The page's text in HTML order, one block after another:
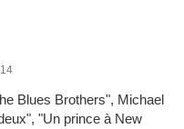
Blues Brothers", Michael
"Un prince à New